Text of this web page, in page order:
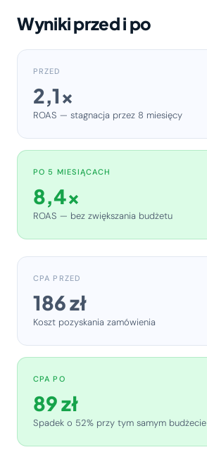
Wyniki przed i po
PRZED
2,1x
ROAS — stagnacja przez 8 miesięcy
PO 5 MIESIĄCACH
8,4x
ROAS — bez zwiększania budżetu
CPA PRZED
186 zł
Koszt pozyskania zamówienia
CPA PO
89 zł
Spadek o 52% przy tym samym budżecie